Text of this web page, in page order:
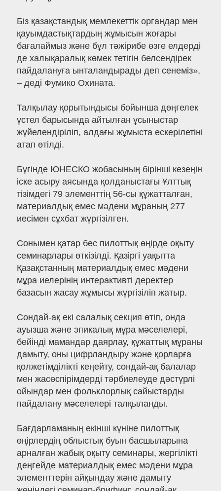
Біз қазақстандық мемлекеттік органдар мен
қауымдастықтардың жұмысын жоғары
бағалаймыз және бұл тәжірибе өзге елдерді
де халықаралық көмек тетігін белсендірек
пайдалануға ынталандырады деп сенеміз»,
– деді Фумико Охината.
Талқылау қорытындысы бойынша дөңгелек
үстел барысында айтылған ұсыныстар
жүйелендіріліп, алдағы жұмыста ескерілетіні
атап өтілді.
Бүгінде ЮНЕСКО жобасының бірінші кезеңін
іске асыру аясында қолданыстағы Ұлттық
тізімдегі 79 элементтің 56-сы құжатталған,
материалдық емес мәдени мұраның 277
иесімен сұхбат жүргізілген.
Сонымен қатар бес пилоттық өңірде оқыту
семинарлары өткізілді. Қазіргі уақытта
Қазақстанның материалдық емес мәдени
мұра иелерінің интерактивті деректер
базасын жасау жұмысы жүргізіліп жатыр.
Сондай-ақ екі салалық секция өтіп, онда
ауызша және эпикалық мұра мәселелері,
бейінді мамандар даярлау, құжаттық мұраны
дамыту, оны цифрландыру және қорларға
қолжетімділікті кеңейту, сондай-ақ балалар
мен жасөспірімдерді тәрбиелеуде дәстүрлі
ойындар мен фольклорлық сайыстарды
пайдалану мәселелері талқыланды.
Бағдарламаның екінші күніне пилоттық
өңірлердің облыстық буын басшыларына
арналған жабық оқыту семинары, жергілікті
деңгейде материалдық емес мәдени мұра
элементтерін айқындау және дамыту